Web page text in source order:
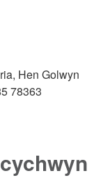
Hen Golwyn
78363